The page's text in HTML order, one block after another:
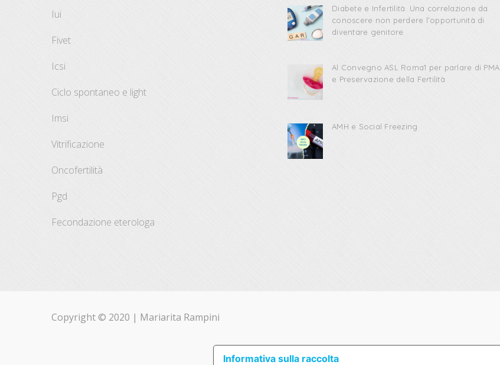
iui
fivet
icsi
ciclo spontaneo e light
imsi
vitrificazione
oncofertilità
pgd
fecondazione eterologa
Diabete e Infertilità. Una correlazione da
conoscere non perdere l’opportunità di
diventare genitore
Al Convegno ASL Roma1 per parlare di PMA
e Preservazione della Fertilità
AMH e Social Freezing
Copyright © 2020 | Mariarita Rampini
Informativa sulla raccolta